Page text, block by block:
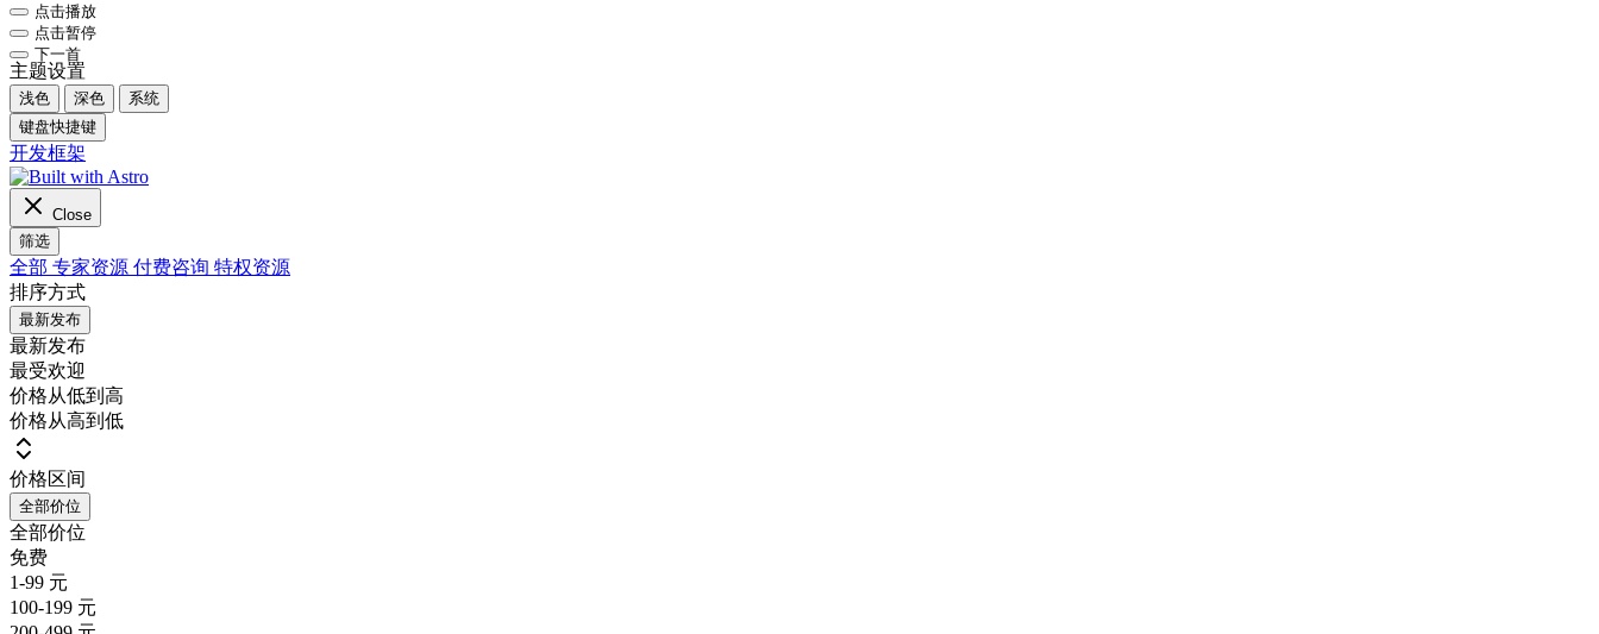
点击播放
点击暂停
下一首
主题设置
浅色 深色
系统
键盘快捷键
开发框架
Close
筛选
全部 专家资源 付费咨询 特权资源
排序方式
最新发布
最新发布
最受欢迎
价格从低到高
价格从高到低
价格区间
全部价位
全部价位
免费
1-99 元
100-199 元